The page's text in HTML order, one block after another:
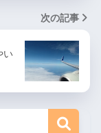
次の記事